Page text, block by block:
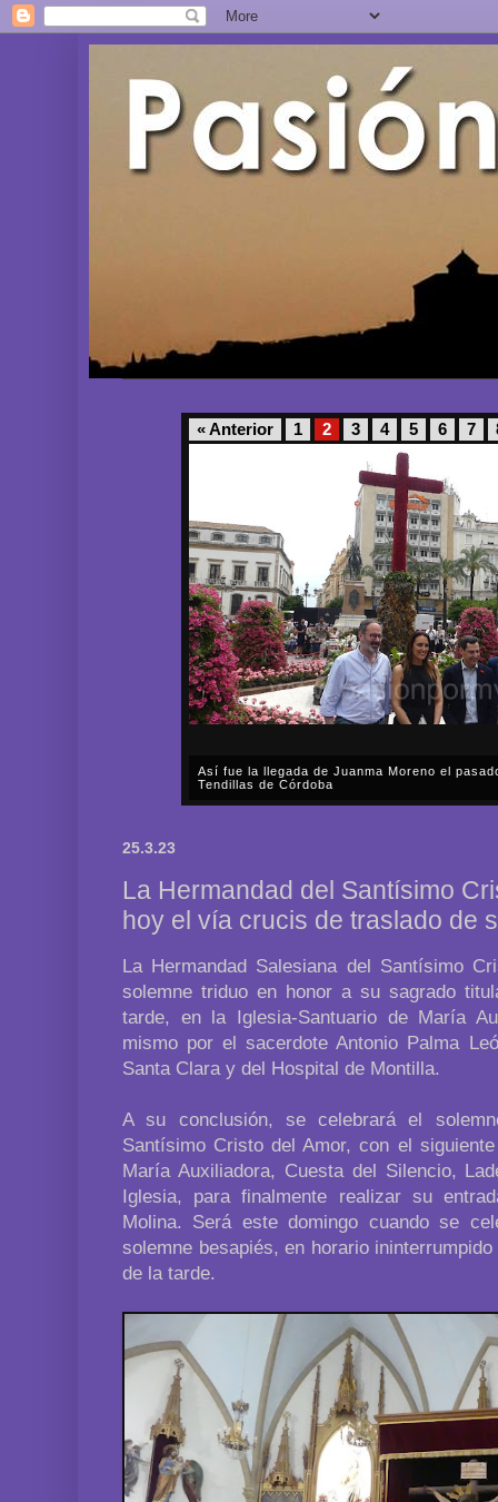
« Anterior 1 2 3 4 5 6 7
Así fue la llegada de Juanma Moreno el
Tendillas de Córdoba
25.3.23
La Hermandad del Santísimo
hoy el vía crucis de traslado de
La Hermandad Salesiana del Santísimo
solemne triduo en honor a su sagrado
tarde, en la Iglesia-Santuario de María
mismo por el sacerdote Antonio Palma
Santa Clara y del Hospital de Montilla.
A su conclusión, se celebrará el
Santísimo Cristo del Amor, con el
María Auxiliadora, Cuesta del Silencio,
Iglesia, para finalmente realizar su
Molina. Será este domingo cuando se
solemne besapiés, en horario
de la tarde.